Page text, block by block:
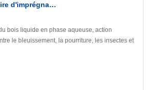
d'imprégna…
bois liquide en phase aqueuse, action
le bleuissement, la pourriture, les insectes et